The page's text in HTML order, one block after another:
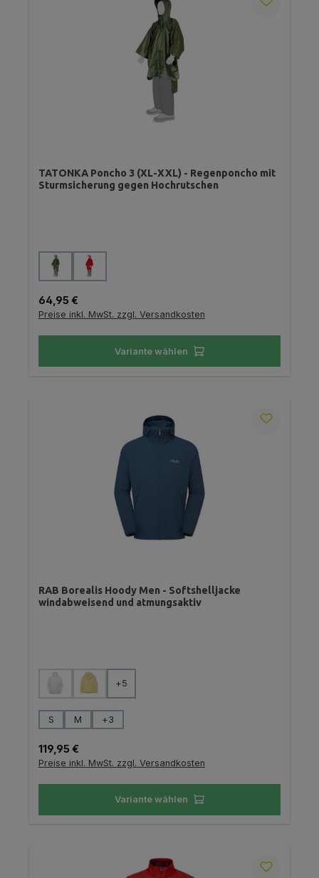
TATONKA Poncho 3 (XL-XXL) - Regenponcho mit
Sturmsicherung gegen Hochrutschen
Farbe auswählen
Regulärer Preis:
64,95 €
Preise inkl. MwSt. zzgl. Versandkosten
Variante wählen
RAB Borealis Hoody Men - Softshelljacke
windabweisend und atmungsaktiv
Farbe auswählen
(Diese Option ist zurzeit nicht verfügbar.)
(Diese Option ist zurzeit nicht verfügbar.)
+5
Größe auswählen
S M +3
Regulärer Preis:
119,95 €
Preise inkl. MwSt. zzgl. Versandkosten
Variante wählen